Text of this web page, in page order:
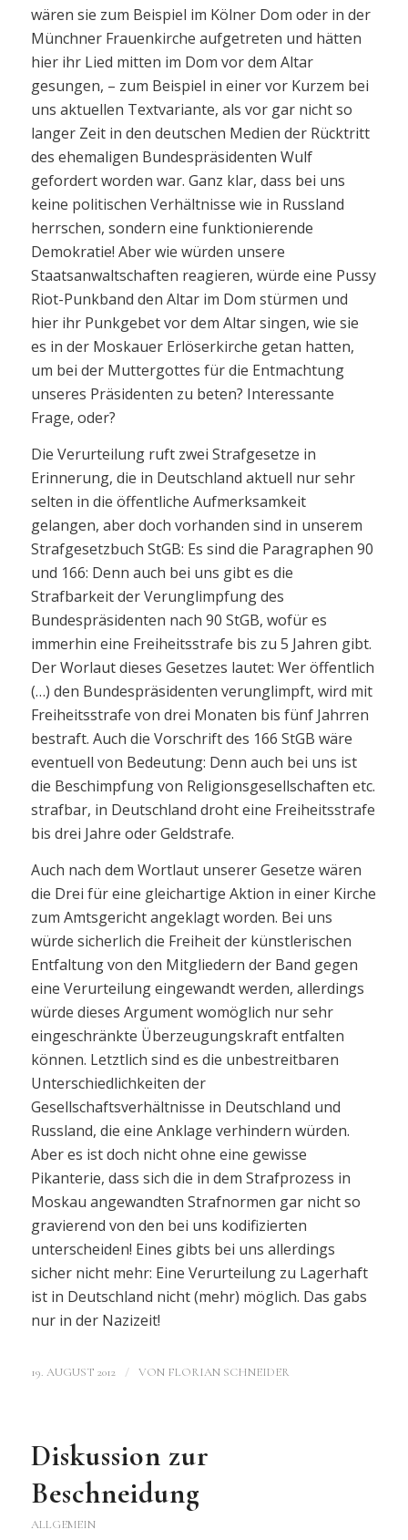
wären sie zum Beispiel im Kölner Dom oder in der
Münchner Frauenkirche aufgetreten und hätten
hier ihr Lied mitten im Dom vor dem Altar
gesungen, – zum Beispiel in einer vor Kurzem bei
uns aktuellen Textvariante, als vor gar nicht so
langer Zeit in den deutschen Medien der Rücktritt
des ehemaligen Bundespräsidenten Wulf
gefordert worden war. Ganz klar, dass bei uns
keine politischen Verhältnisse wie in Russland
herrschen, sondern eine funktionierende
Demokratie! Aber wie würden unsere
Staatsanwaltschaften reagieren, würde eine Pussy
Riot-Punkband den Altar im Dom stürmen und
hier ihr Punkgebet vor dem Altar singen, wie sie
es in der Moskauer Erlöserkirche getan hatten,
um bei der Muttergottes für die Entmachtung
unseres Präsidenten zu beten? Interessante
Frage, oder?
Die Verurteilung ruft zwei Strafgesetze in
Erinnerung, die in Deutschland aktuell nur sehr
selten in die öffentliche Aufmerksamkeit
gelangen, aber doch vorhanden sind in unserem
Strafgesetzbuch StGB: Es sind die Paragraphen 90
und 166: Denn auch bei uns gibt es die
Strafbarkeit der Verunglimpfung des
Bundespräsidenten nach 90 StGB, wofür es
immerhin eine Freiheitsstrafe bis zu 5 Jahren gibt.
Der Worlaut dieses Gesetzes lautet: Wer öffentlich
(…) den Bundespräsidenten verunglimpft, wird mit
Freiheitsstrafe von drei Monaten bis fünf Jahrren
bestraft. Auch die Vorschrift des 166 StGB wäre
eventuell von Bedeutung: Denn auch bei uns ist
die Beschimpfung von Religionsgesellschaften etc.
strafbar, in Deutschland droht eine Freiheitsstrafe
bis drei Jahre oder Geldstrafe.
Auch nach dem Wortlaut unserer Gesetze wären
die Drei für eine gleichartige Aktion in einer Kirche
zum Amtsgericht angeklagt worden. Bei uns
würde sicherlich die Freiheit der künstlerischen
Entfaltung von den Mitgliedern der Band gegen
eine Verurteilung eingewandt werden, allerdings
würde dieses Argument womöglich nur sehr
eingeschränkte Überzeugungskraft entfalten
können. Letztlich sind es die unbestreitbaren
Unterschiedlichkeiten der
Gesellschaftsverhältnisse in Deutschland und
Russland, die eine Anklage verhindern würden.
Aber es ist doch nicht ohne eine gewisse
Pikanterie, dass sich die in dem Strafprozess in
Moskau angewandten Strafnormen gar nicht so
gravierend von den bei uns kodifizierten
unterscheiden! Eines gibts bei uns allerdings
sicher nicht mehr: Eine Verurteilung zu Lagerhaft
ist in Deutschland nicht (mehr) möglich. Das gabs
nur in der Nazizeit!
19. AUGUST 2012 / VON FLORIAN SCHNEIDER
Diskussion zur
Beschneidung
ALLGEMEIN